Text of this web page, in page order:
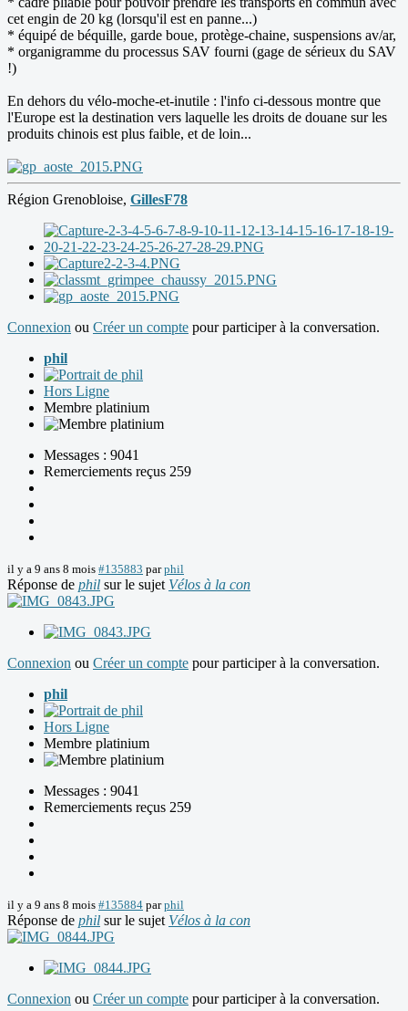
cet engin de 20 kg (lorsqu'il est en panne...)
* équipé de béquille, garde boue, protège-chaine, suspensions av/ar,
* organigramme du processus SAV fourni (gage de sérieux du SAV
!)
En dehors du vélo-moche-et-inutile : l'info ci-dessous montre que
l'Europe est la destination vers laquelle les droits de douane sur les
produits chinois est plus faible, et de loin...
Région Grenobloise, GillesF78
Connexion ou Créer un compte pour participer à la conversation.
phil
Hors Ligne
Membre platinium
Messages : 9041
Remerciements reçus 259
il y a 9 ans 8 mois #135883 parphil
Réponse de phil sur le sujet Vélos à la con
Connexion ou Créer un compte pour participer à la conversation.
phil
Hors Ligne
Membre platinium
Messages : 9041
Remerciements reçus 259
il y a 9 ans 8 mois #135884 parphil
Réponse de phil sur le sujet Vélos à la con
Connexion ou Créer un compte pour participer à la conversation.